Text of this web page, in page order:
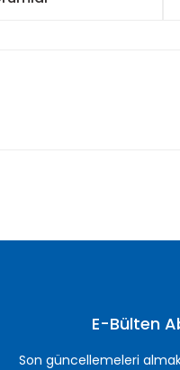
E-Bülten
Son güncellemeleri